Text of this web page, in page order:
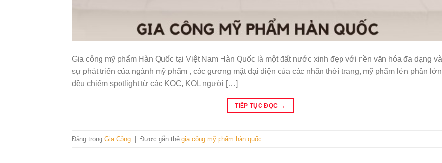
Gia công mỹ phẩm Hàn Quốc tại Việt Nam Hàn Quốc là một đất nước xinh đẹp với nền văn hóa đa dạng và
sự phát triển của ngành mỹ phẩm , các gương mặt đại diện của các nhãn thời trang, mỹ phẩm lớn phần lớn
đều chiếm spotlight từ các KOC, KOL người […]
TIẾP TỤC ĐỌC →
Đăng trong Gia Công | Được gắn thẻ gia công mỹ phẩm hàn quốc